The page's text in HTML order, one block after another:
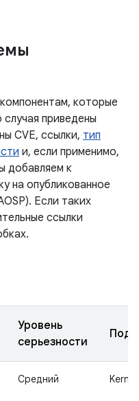
которые
приведены
CVE, ссылки, тип
и, если применимо,
добавляем к
на опубликованное
Если таких
ссылки
Уровень
серьезности
Средний